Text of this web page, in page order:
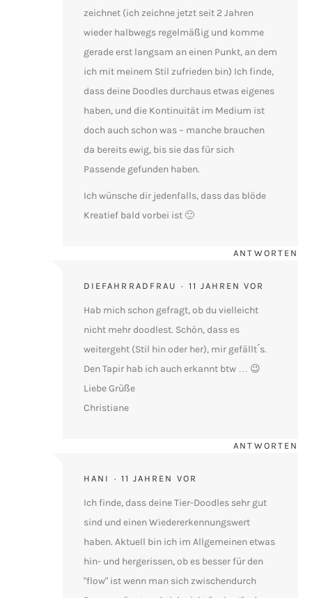
zeichnet (ich zeichne jetzt seit 2 Jahren
wieder halbwegs regelmäßig und komme
gerade erst langsam an einen Punkt, an dem
ich mit meinem Stil zufrieden bin) Ich finde,
dass deine Doodles durchaus etwas eigenes
haben, und die Kontinuität im Medium ist
doch auch schon was – manche brauchen
da bereits ewig, bis sie das für sich
Passende gefunden haben.
Ich wünsche dir jedenfalls, dass das blöde
Kreatief bald vorbei ist 🙂
DIEFAHRRADFRAU 11 JAHREN VOR
ANTWORTEN
Hab mich schon gefragt, ob du vielleicht
nicht mehr doodlest. Schön, dass es
weitergeht (Stil hin oder her), mir gefällt´s.
Den Tapir hab ich auch erkannt btw … 😉
Liebe Grüße
Christiane
HANI 11 JAHREN VOR
ANTWORTEN
Ich finde, dass deine Tier-Doodles sehr gut
sind und einen Wiedererkennungswert
haben. Aktuell bin ich im Allgemeinen etwas
hin- und hergerissen, ob es besser für den
"flow" ist wenn man sich zwischendurch